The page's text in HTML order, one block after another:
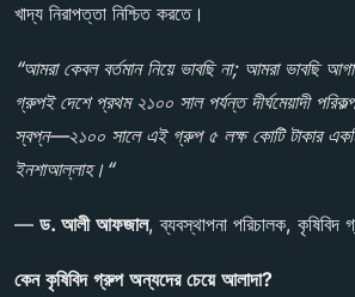
খাদ্য নিরাপত্তা নিশ্চিত করতে।
“আমরা কেবল বর্তমান নিয়ে ভাবছি না; আমরা ভাবছি
গ্রুপই দেশে প্রথম ২১০০ সাল পর্যন্ত দীর্ঘমেয়াদী
স্বপ্ন—২১০০ সালে এই গ্রুপ ৫ লক্ষ কোটি টাকার
ইনশাআল্লাহ। “
— ড. আলী আফজাল, ব্যবস্থাপনা পরিচালক, কৃষিবিদ
কেন কৃষিবিদ গ্রুপ অন্যদের চেয়ে আলাদা?